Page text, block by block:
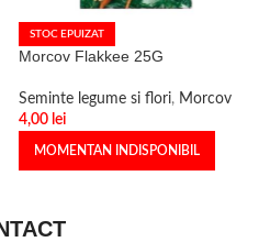
STOC EPUIZAT
Morcov Flakkee 25G
Seminte legume si flori, Morcov
4,00 lei
MOMENTAN INDISPONIBIL